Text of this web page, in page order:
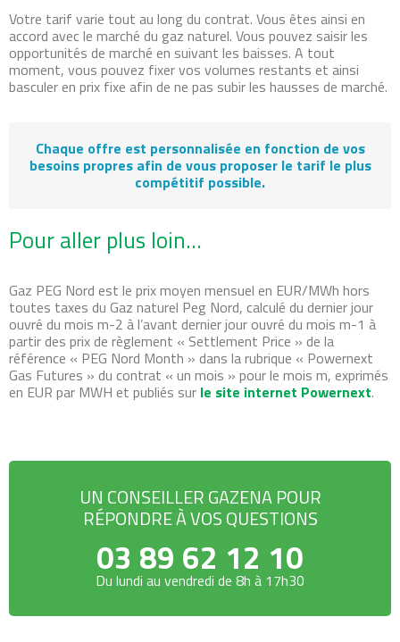
Votre tarif varie tout au long du contrat. Vous êtes ainsi en
accord avec le marché du gaz naturel. Vous pouvez saisir les
opportunités de marché en suivant les baisses. A tout
moment, vous pouvez fixer vos volumes restants et ainsi
basculer en prix fixe afin de ne pas subir les hausses de marché.
Chaque offre est personnalisée en fonction de vos
besoins propres afin de vous proposer le tarif le plus
compétitif possible.
Pour aller plus loin…
Gaz PEG Nord est le prix moyen mensuel en EUR/MWh hors
toutes taxes du Gaz naturel Peg Nord, calculé du dernier jour
ouvré du mois m-2 à l’avant dernier jour ouvré du mois m-1 à
partir des prix de règlement « Settlement Price » de la
référence « PEG Nord Month » dans la rubrique « Powernext
Gas Futures » du contrat « un mois » pour le mois m, exprimés
en EUR par MWH et publiés sur le site internet Powernext.
UN CONSEILLER GAZENA POUR
RÉPONDRE À VOS QUESTIONS
03 89 62 12 10
Du lundi au vendredi de 8h à 17h30